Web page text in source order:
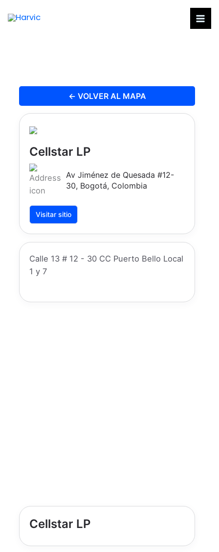
← VOLVER AL MAPA
Cellstar LP
Av Jiménez de Quesada #12-
30, Bogotá, Colombia
Visitar sitio
Calle 13 # 12 - 30 CC Puerto Bello Local
1 y 7
Cellstar LP